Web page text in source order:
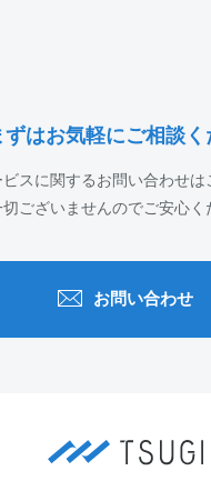
ずはお気軽にご相談く
スに関するお問い合わせは
ございませんのでご安心く
お問い合わせ